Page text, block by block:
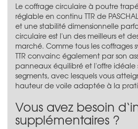
Le coffrage circulaire à poutre
réglable en continu TTR de
et une stabilité dimensionnelle
circulaire est l'un des meilleurs et
marché. Comme tous les coffrages
TTR convainc également par son
panneaux équilibré et l'offre idéale
segments, avec lesquels vous
hauteur de voile adaptée à la
Vous avez besoin
supplémentaires ?